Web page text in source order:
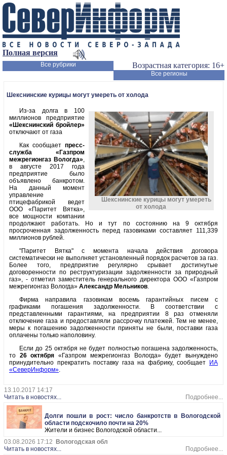
Полная версия
Возрастная категория: 16+
Все рубрики
Все регионы
Шекснинские курицы могут умереть от холода
Шекснинские курицы могут умереть
от холода
Из-за долга в 100
миллионов предприятие
«Шекснинский бройлер»
отключают от газа
Как сообщает пресс-
служба «Газпром
межрегионгаз Вологда»,
в августе 2017 года
предприятие было
объявлено банкротом.
На данный момент
управление
птицефабрикой ведет
ООО «Паритет Вятка»,
все мощности компании
продолжают работать. Но и тут по состоянию на 9 октября
просроченная задолженность перед газовиками составляет 111,339
миллионов рублей.
"Паритет Вятка" с момента начала действия договора
систематически не выполняет установленный порядок расчетов за газ.
Более того, предприятие регулярно срывает достигнутые
договоренности по реструктуризации задолженности за природный
газ», - отметил заместитель генерального директора ООО «Газпром
межрегионгаз Вологда» Александр Мельников.
Фирма направила газовикам восемь гарантийных писем с
графиками погашения задолженности. В соответствии с
представленными гарантиями, на предприятии 8 раз отменяли
отключение газа и предоставляли рассрочку платежей. Тем не менее,
меры к погашению задолженности приняты не были, поставки газа
оплачены только наполовину.
Если до 25 октября не будет полностью погашена задолженность,
то 26 октября«Газпром межрегионгаз Вологда» будет вынуждено
принудительно прекратить поставку газа на фабрику, сообщает
ИА
«СеверИнформ».
13.10.2017 14:17
Читать в новостях...
Подробнее...
Долги пошли в рост: число банкротств в Вологодской
области подскочило почти на 20%
Жители и бизнес Вологодской области...
03.08.2026 17:12
Вологодская обл
Читать в новостях...
Подробнее...